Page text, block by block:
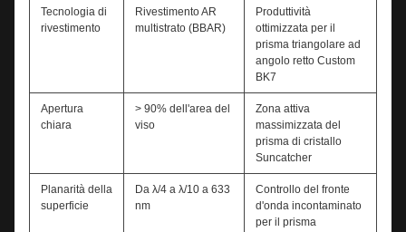
Tecnologia di
rivestimento
Rivestimento AR
multistrato (BBAR)
Produttività
ottimizzata per il
prisma triangolare ad
angolo retto Custom
BK7
Apertura
chiara
> 90% dell'area del
viso
Zona attiva
massimizzata del
prisma di cristallo
Suncatcher
Planarità della
superficie
Da λ/4 a λ/10 a 633
nm
Controllo del fronte
d'onda incontaminato
per il prisma